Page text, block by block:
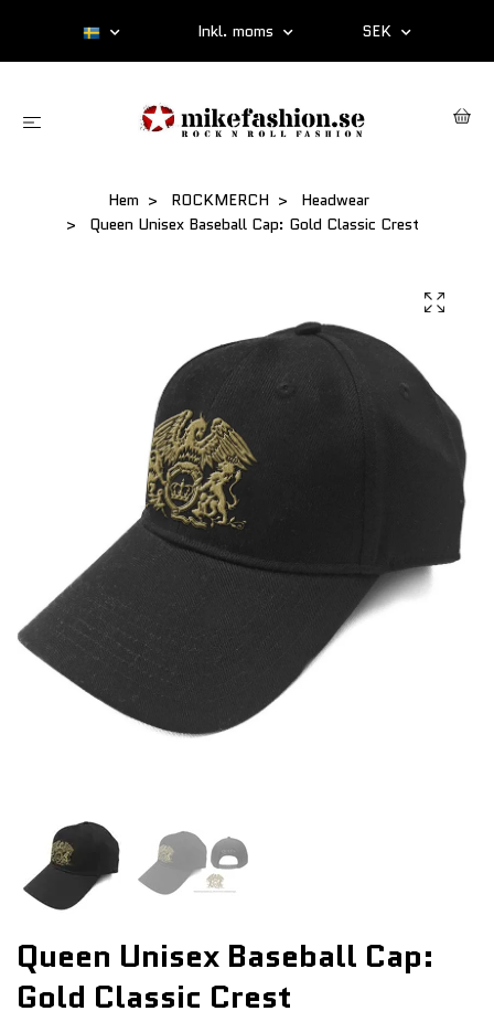
Inkl. moms SEK
Hem ROCKMERCH
Headwear
Queen Unisex Baseball Cap: Gold Classic Crest
Queen Unisex Baseball Cap:
Gold Classic Crest